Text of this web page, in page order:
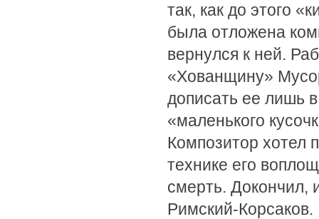
так, как до этого
была отложена
вернулся к ней.
«Хованщину»
дописать ее лишь
«маленького
Композитор хотел
технике его
смерть. Докончил,
Римский-Корсаков.